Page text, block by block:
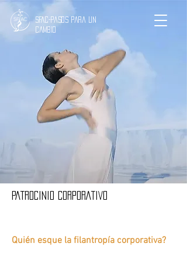
SFAC-Pasos para un
cambio
PATROCINIO CORPORATIVO
Quién esque la filantropía corporativa?